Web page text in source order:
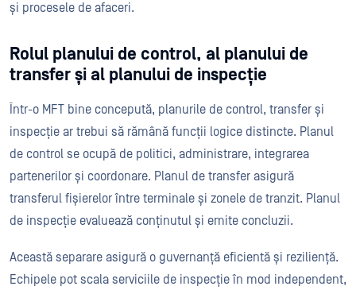
și procesele de afaceri.
Rolul planului de control, al planului de
transfer și al planului de inspecție
Într-o MFT bine concepută, planurile de control, transfer și
inspecție ar trebui să rămână funcții logice distincte. Planul
de control se ocupă de politici, administrare, integrarea
partenerilor și coordonare. Planul de transfer asigură
transferul fișierelor între terminale și zonele de tranzit. Planul
de inspecție evaluează conținutul și emite concluzii.
Această separare asigură o guvernanță eficientă și reziliență.
Echipele pot scala serviciile de inspecție în mod independent,